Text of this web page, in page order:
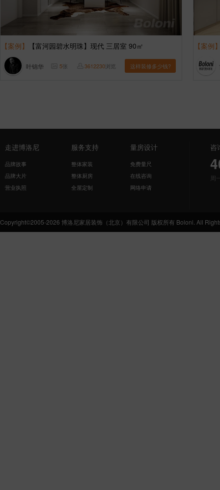
【案例】 【富河园碧水明珠】现代 三居室 90㎡
叶锦华 5张 3612230浏览 这样装修多少钱?
【案例
走进博洛尼
品牌故事
品牌大片
营业执照
服务支持
整体家装
整体厨房
全屋定制
量房设计
免费量尺
在线咨询
网络申请
咨
周
Copyright©2005-2026 博洛尼家居装饰（北京）有限公司 版权所有 Boloni. All